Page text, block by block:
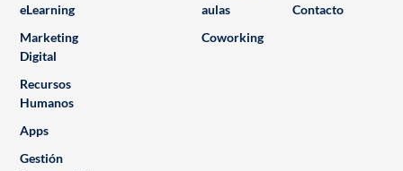
eLearning
Marketing
Digital
Recursos
Humanos
Apps
Gestión
aulas
Coworking
Contacto